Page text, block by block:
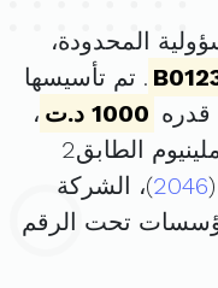
المحدودة،
. تم تأسيسها
1000 د.ت
،
ويقع مقرها الرئيسي في مركز ملينيوم الطابق2
2046)، الشركة
تحت الرقم